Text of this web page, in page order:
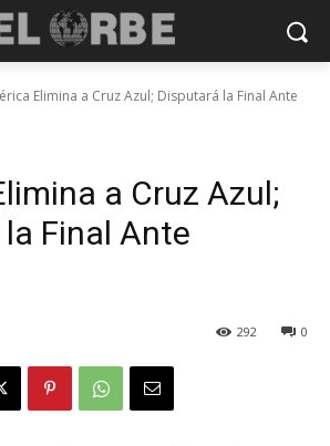
Elimina a Cruz Azul; Disputará la Final Ante
a Cruz Azul;
Final Ante
0
292